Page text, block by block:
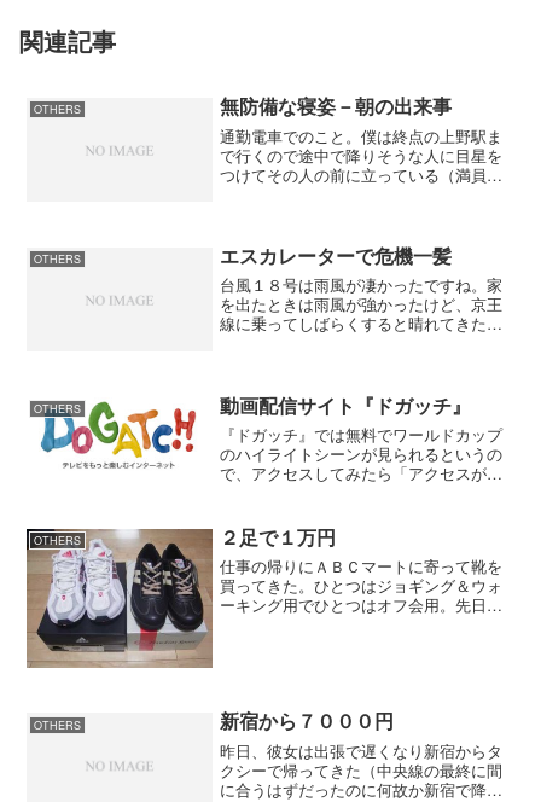
関連記事
OTHERS 無防備な寝姿－朝の出来事
通勤電車でのこと。僕は終点の上野駅ま
で行くので途中で降りそうな人に目星を
つけてその人の前に立っている（満員電
駅では降りなかった。座っ...
OTHERS エスカレーターで危機一髪
台風１８号は雨風が凄かったですね。家
を出たときは雨風が強かったけど、京王
線に乗ってしばらくすると晴れてきた。
川までのルートを駅員に聞い...
OTHERS 動画配信サイト『ドガッチ』
『ドガッチ』では無料でワールドカップ
のハイライトシーンが見られるというの
で、アクセスしてみたら「アクセスが集
レビをもっと楽しむインターネット ド
ガッチ
OTHERS ２足で１万円
仕事の帰りにＡＢＣマートに寄って靴を
買ってきた。ひとつはジョギング＆ウォ
ーキング用でひとつはオフ会用。先日、
OTHERS 新宿から７０００円
昨日、彼女は出張で遅くなり新宿からタ
クシーで帰ってきた（中央線の最終に間
に合うはずだったのに何故か新宿で降り